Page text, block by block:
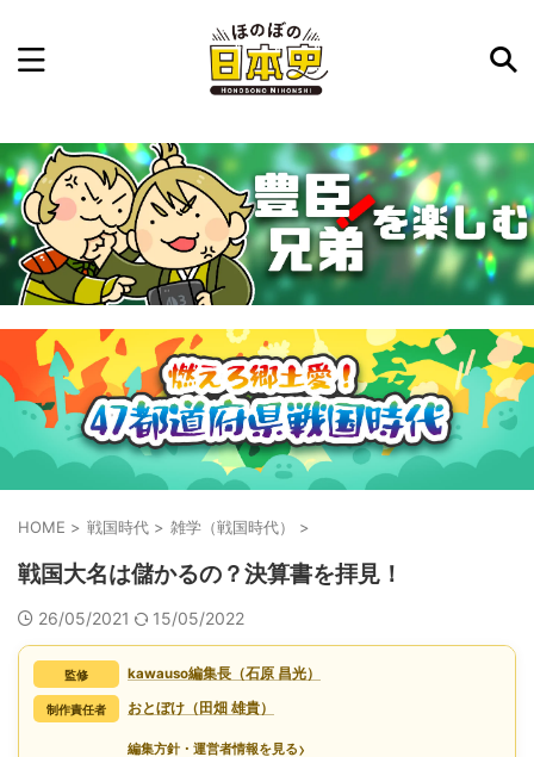
気になった日本史の事件や人物、時代などを入力して
ね。中の人が24時間手動で検索結果を提示するよ（嘘
です）
例：織田信長 長篠の戦い
HOME > 戦国時代 > 雑学（戦国時代） >
戦国大名は儲かるの？決算書を拝見！
26/05/2021 15/05/2022
監修 kawauso編集長（石原 昌光）
制作責任者 おとぼけ（田畑 雄貴）
編集方針・運営者情報を見る›